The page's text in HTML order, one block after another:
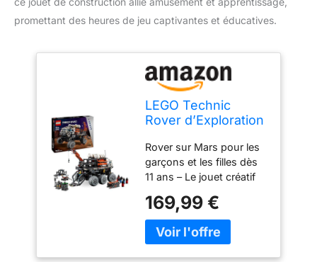
promettant des heures de jeu captivantes et éducatives.
LEGO Technic
Rover d’Exploration
Jouet de
Construction,
Véhicule de
l’Espace, Jeu
d’Explorateur pour
Enfants Inspiré de
la NASA, Cadeau
pour les Garçons et
Rover sur Mars pour les
garçons et les filles dès
11 ans – Le jouet créatif
Habité sur Mars pour
enfants regorge de
fonctions réalistes qui
169,99 €